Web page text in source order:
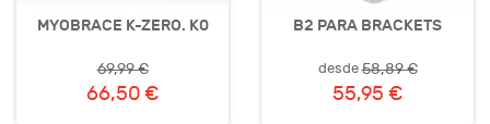
MYOBRACE K-ZERO. K0
69,99 €
66,50 €
B2 PARA BRACKETS
desde58,89 €
55,95 €